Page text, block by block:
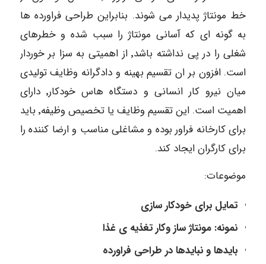
خط مونتاژ پدیدار می شوند. بنابراین طراحی فراورده ها
به گونه ای که آسانی مونتاژ را سبب شده و خطرهای
شغلی را در پی نداشته باشد٬ از اهمیتی به سزا بر خوردار
است. افزون بر ان تقسیم بهینه و دادگرانه وظایف تولیدی
میان نیرو کار انسانی و دستگاه هاس خودکار٬ دارای
اهمیت است. این تقسیم وظایف یا تخصیص وظیفه٬ باید
برای کارخانه فراور بوده و مشاغلی مناسب و ارضا کننده را
برای کارگران ایجاد کند.
موضوعات:
تمایل برای خودکار سازی
نمونه: مونتاژ ساز وکار تغذیه ی غذا
بایدها و نبایدها در طراحی فراورده